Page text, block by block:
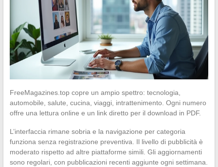
FreeMagazines.top copre un ampio spettro: tecnologia,
automobile, salute, cucina, viaggi, intrattenimento. Ogni numero
offre una lettura online e un link diretto per il download in PDF.
L’interfaccia rimane sobria e la navigazione per categoria
funziona senza registrazione preventiva. Il livello di pubblicità è
moderato rispetto ad altre piattaforme simili. Gli aggiornamenti
sono regolari, con pubblicazioni recenti aggiunte ogni settimana.